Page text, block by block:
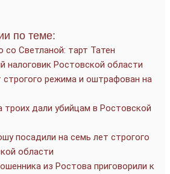
по теме:
со Светланой: тарт Татен
налоговик Ростовской области
строгого режима и оштрафован на
троих дали убийцам в Ростовской
посадили на семь лет строгого
области
из Ростова приговорили к